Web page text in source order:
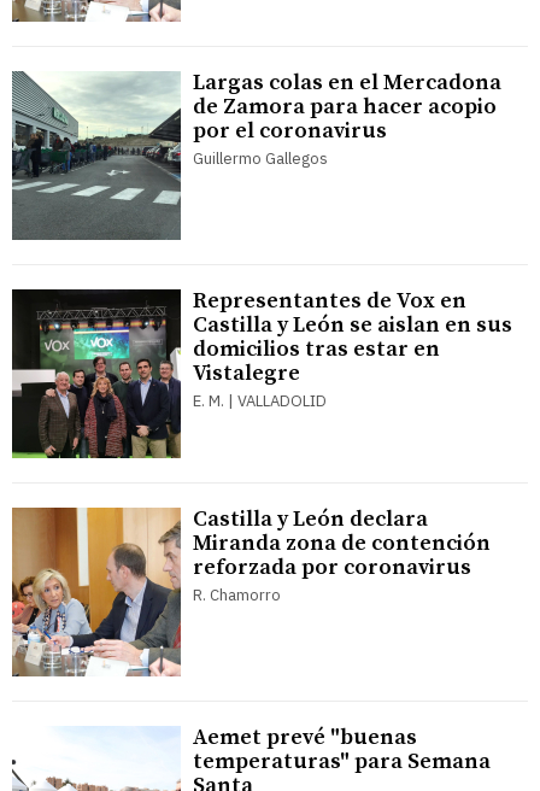
Largas colas en el Mercadona
de Zamora para hacer acopio
por el coronavirus
Guillermo Gallegos
Representantes de Vox en
Castilla y León se aislan en sus
domicilios tras estar en
Vistalegre
E. M. | VALLADOLID
Castilla y León declara
Miranda zona de contención
reforzada por coronavirus
R. Chamorro
Aemet prevé "buenas
temperaturas" para Semana